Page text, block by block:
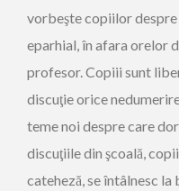
vorbeşte copiilor
eparhial, în afara orelor
profesor. Copiii sunt
discuţie orice
teme noi despre care
discuţiile din şcoală,
cateheză, se întâlnesc